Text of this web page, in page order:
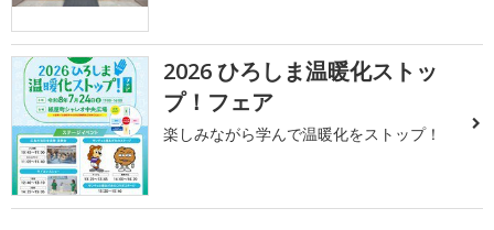
2026 ひろしま温暖化ストッ
プ！フェア
楽しみながら学んで温暖化をストップ！